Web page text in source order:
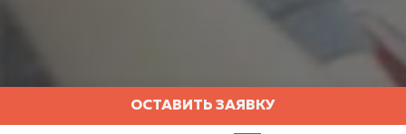
ОСТАВИТЬ ЗАЯВКУ